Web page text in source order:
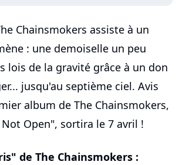
Chainsmokers assiste à un
: une demoiselle un peu
lois de la gravité grâce à un don
jusqu'au septième ciel. Avis
album de The Chainsmokers,
Open", sortira le 7 avril !
de The Chainsmokers :